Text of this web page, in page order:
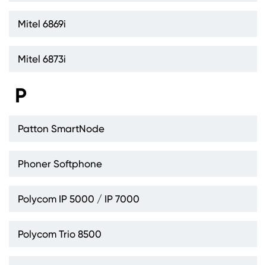
Mitel 6869i
Mitel 6873i
P
Patton SmartNode
Phoner Softphone
Polycom IP 5000 / IP 7000
Polycom Trio 8500